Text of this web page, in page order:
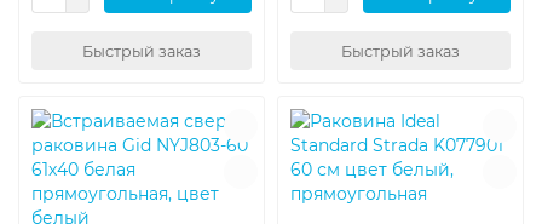
Быстрый заказ Быстрый заказ